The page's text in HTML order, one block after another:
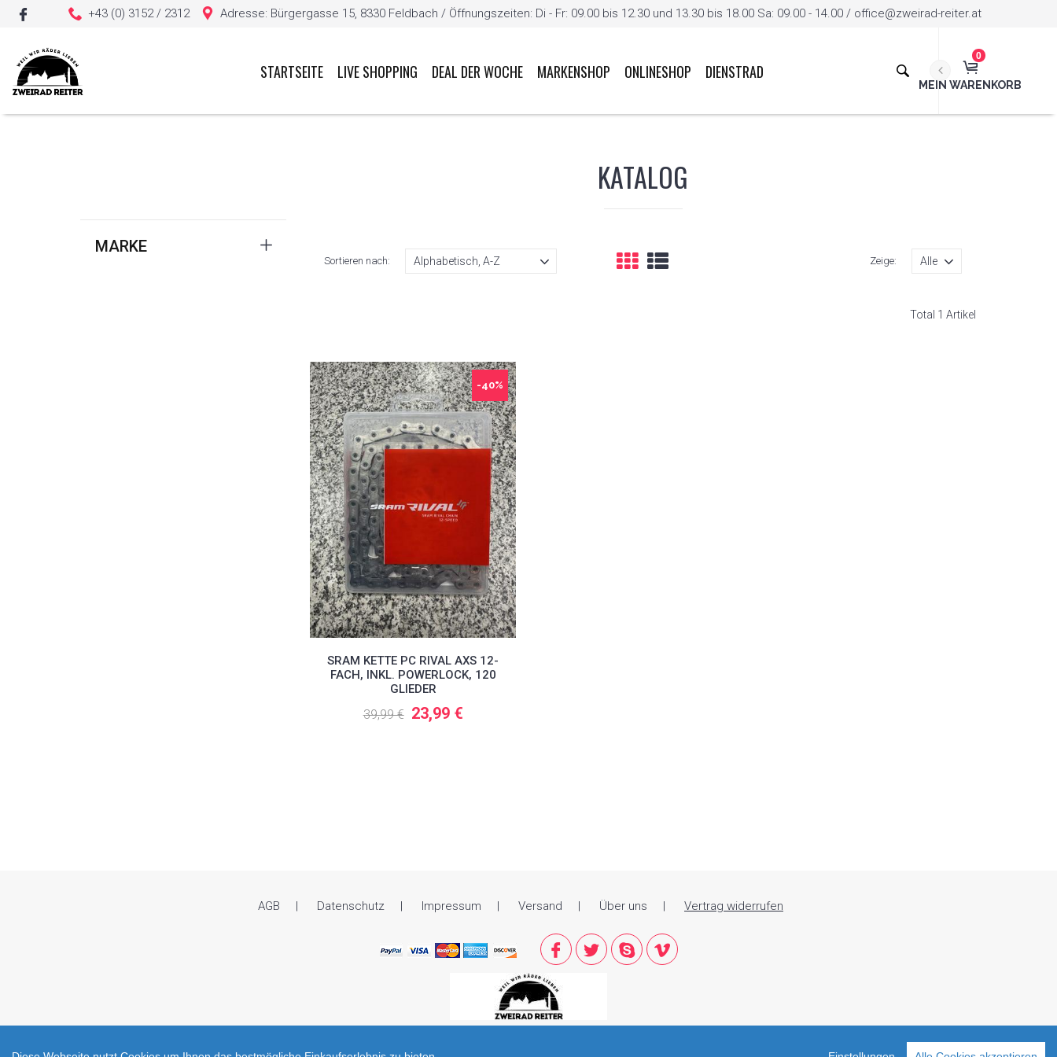
+43 (0) 3152 / 2312 Adresse: Bürgergasse 15, 8330 Feldbach / Öffnungszeiten: Di - Fr: 09.00 bis 12.30 und 13.30 bis 18.00 Sa: 09.00 - 14.00 / office@zweirad-reiter.at
0
MEIN WARENKORB
STARTSEITE LIVE SHOPPING DEAL DER WOCHE MARKENSHOP ONLINESHOP DIENSTRAD
MARKE
KATALOG
Sortieren nach: Zeige:
Total 1 Artikel
-40%
SRAM KETTE PC RIVAL AXS 12-
FACH, INKL. POWERLOCK, 120
GLIEDER
39,99 € 23,99 €
AGB Datenschutz Impressum Versand Über uns Vertrag widerrufen